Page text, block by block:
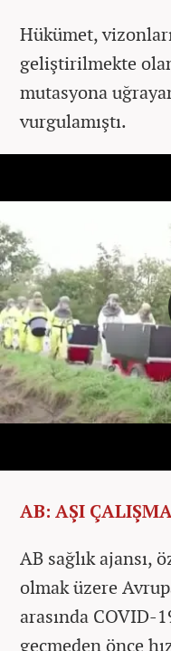
Hükümet,
geliştirilmekte
mutasyona
vurgulamıştı.
AB: AŞI
AB sağlık ajansı,
olmak üzere
arasında COVID-
geçmeden önce